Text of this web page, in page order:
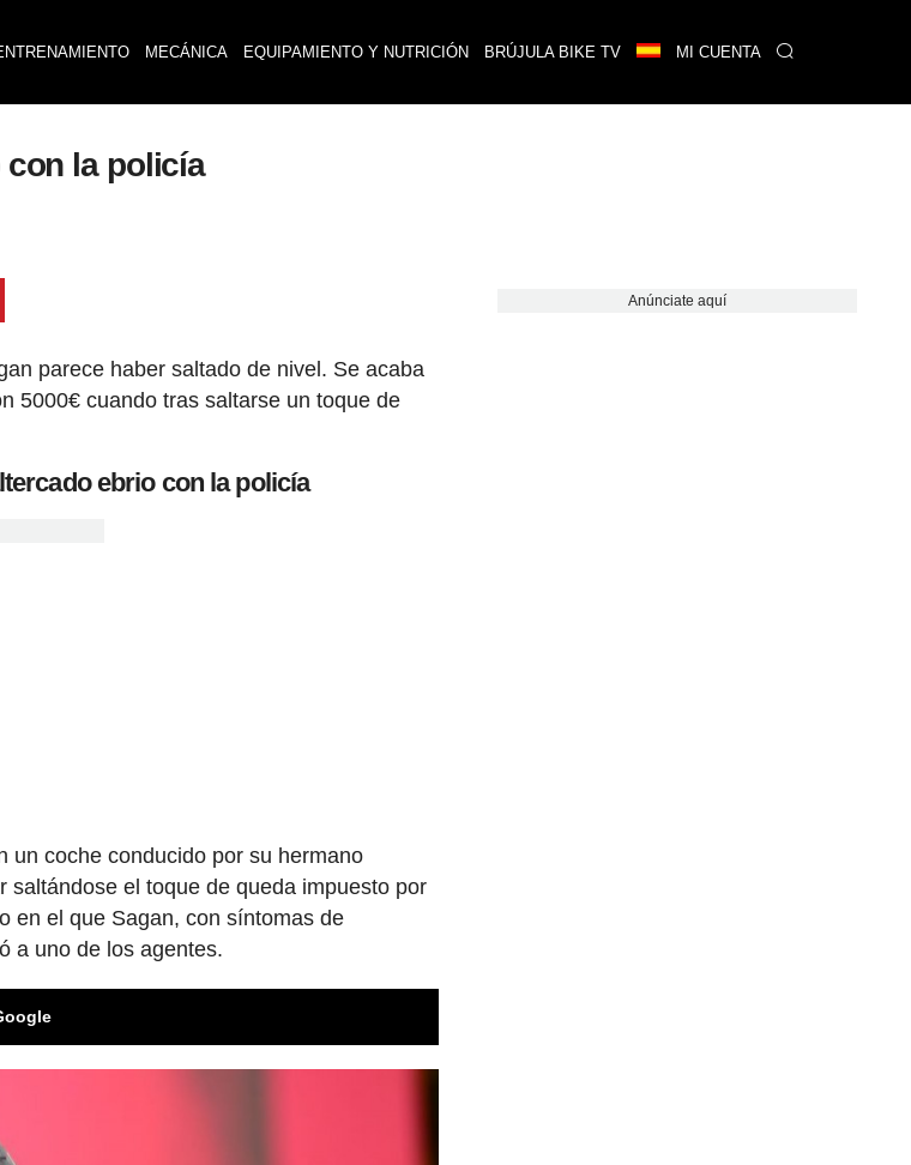
MECÁNICA EQUIPAMIENTO Y NUTRICIÓN BRÚJULA BIKE TV MI CUENTA
con la policía
parece haber saltado de nivel. Se acaba
5000€ cuando tras saltarse un toque de
ebrio con la policía
un coche conducido por su hermano
el toque de queda impuesto por
en el que Sagan, con síntomas de
a uno de los agentes.
Anúnciate aquí